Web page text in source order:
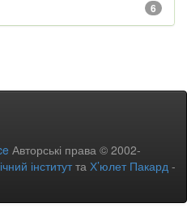
6
Авторські права © 2002-
інститутта Х’юлет Пакард -